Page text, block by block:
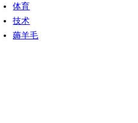
体育
技术
薅羊毛